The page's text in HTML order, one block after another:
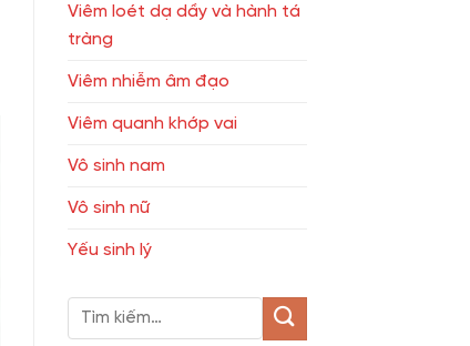
Viêm loét dạ dầy và hành tá
tràng
Viêm nhiễm âm đạo
Viêm quanh khớp vai
Vô sinh nam
Vô sinh nữ
Yếu sinh lý